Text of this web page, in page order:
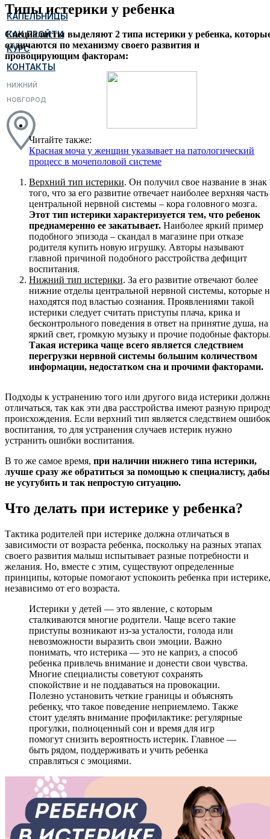
КАПЕЛЬНИЦЫ
КАК ПРОЙТИ
КУРС
КОНТАКТЫ
НИЖНИЙ
НОВГОРОД
Типы истерики у ребенка
Специалисты выделяют 2 типа истерики у ребенка,
отличаются по механизму своего развития и
провоцирующим факторам:
Читайте также:
Красная моча у женщин указывает на патологический
процесс в мочеполовой системе
Верхний тип истерики. Он получил свое название в знак
того, что за его развитие отвечает наиболее верхняя часть
центральной нервной системы – кора головного мозга.
Этот тип истерики характеризуется тем, что ребенок
преднамеренно ее закатывает. Наиболее яркий пример
подобного эпизода – скандал в магазине при отказе
родителя купить новую игрушку. Авторы называют
главной причиной подобного расстройства дефицит
воспитания.
Нижний тип истерики. За его развитие отвечают более
нижние отделы центральной нервной системы, которые
находятся под властью сознания. Проявлениями такой
истерики следует считать приступы плача, крика и
бесконтрольного поведения в ответ на принятие душа, на
яркий свет, громкую музыку и прочие подобные
Такая истерика чаще всего является следствием
перегрузки нервной системы большим количеством
информации, недостатком сна и прочими факторами.
Подходы к устранению того или другого вида истерики
отличаться, так как эти два расстройства имеют разную
происхождения. Если верхний тип является следствием ошибок
воспитания, то для устранения случаев истерик нужно
устранить ошибки воспитания.
В то же самое время, при наличии нижнего типа истерики,
лучше сразу же обратиться за помощью к специалисту, дабы
не усугубить и так непростую ситуацию.
Что делать при истерике у ребенка?
Тактика родителей при истерике должна отличаться в
зависимости от возраста ребенка, поскольку на разных этапах
своего развития малыш испытывает разные потребности и
желания. Но, вместе с этим, существуют определенные
принципы, которые помогают успокоить ребенка при истерике,
независимо от его возраста.
Истерики у детей — это явление, с которым
сталкиваются многие родители. Чаще всего такие
приступы возникают из-за усталости, голода или
невозможности выразить свои эмоции. Важно
понимать, что истерика — это не каприз, а способ
ребенка привлечь внимание и донести свои чувства.
Многие специалисты советуют сохранять
спокойствие и не поддаваться на провокации.
Полезно установить четкие границы и объяснять
ребенку, что такое поведение неприемлемо. Также
стоит уделять внимание профилактике: регулярные
прогулки, полноценный сон и время для игр
помогут снизить вероятность истерик. Главное —
быть рядом, поддерживать и учить ребенка
справляться с эмоциями.